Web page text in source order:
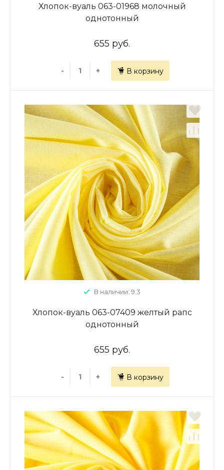
Хлопок-вуаль 063-01968 молочный
однотонный
655 руб.
- + В корзину
В наличии: 9.3
Хлопок-вуаль 063-07409 желтый рапс
однотонный
655 руб.
- + В корзину